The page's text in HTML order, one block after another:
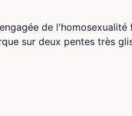
de l'homosexualité
sur deux pentes très